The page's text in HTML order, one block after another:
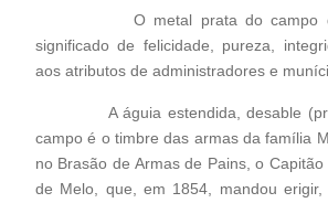
O metal prata do campo do
significado de felicidade, pureza,
aos atributos de administradores e
A águia estendida, desable
campo é o timbre das armas da família
no Brasão de Armas de Pains, o
de Melo, que, em 1854, mandou